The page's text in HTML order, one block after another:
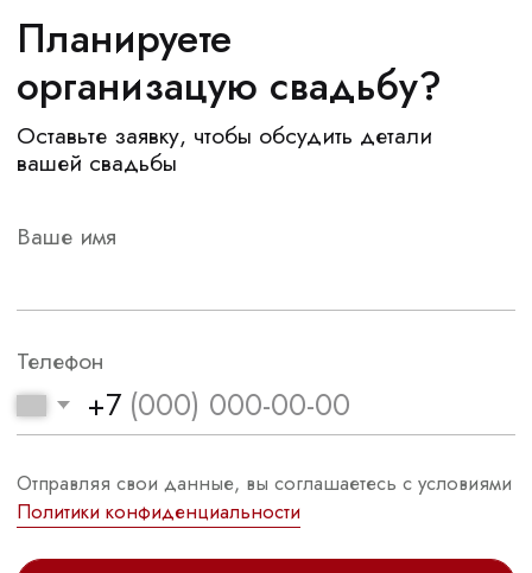
Telegram
Вконтакте
Остались вопросы?
Напишите мне, я отвечу на интересующие вопросы
Задать вопрос
*Instagram принадлежит компании Meta
Platforms Inc., которая запрещена
Онлайн-курсы
Услуги
Портфолио
О нас
Блог